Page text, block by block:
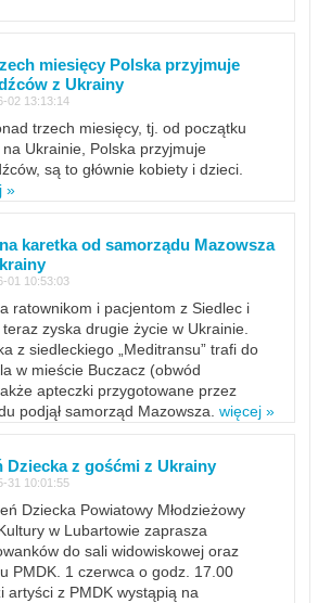
miesięcy Polska przyjmuje
z Ukrainy
02 13:13:14
trzech miesięcy, tj. od początku
Ukrainie, Polska przyjmuje
są to głównie kobiety i dzieci.
»
karetka od samorządu Mazowsza
01 10:53:03
ratownikom i pacjentom z Siedlec i
zyska drugie życie w Ukrainie.
z siedleckiego „Meditransu” trafi do
w mieście Buczacz (obwód
apteczki przygotowane przez
podjął samorząd Mazowsza. więcej »
Dziecka z gośćmi z Ukrainy
31 10:01:55
Dziecka Powiatowy Młodzieżowy
w Lubartowie zaprasza
do sali widowiskowej oraz
PMDK. 1 czerwca o godz. 17.00
artyści z PMDK wystąpią na